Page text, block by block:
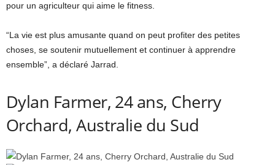
pour un agriculteur qui aime le fitness.
“La vie est plus amusante quand on peut profiter des petites
choses, se soutenir mutuellement et continuer à apprendre
ensemble”, a déclaré Jarrad.
Dylan Farmer, 24 ans, Cherry
Orchard, Australie du Sud